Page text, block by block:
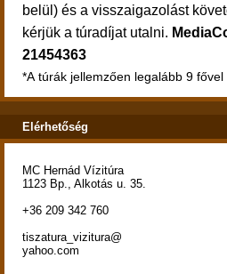
belül) és a visszaigazolást
kérjük a túradíjat utalni.
21454363
*A túrák jellemzően legalább 9 fővel
Elérhetőség
MC Hernád Vízitúra
1123 Bp., Alkotás u. 35.
+36 209 342 760
tiszatura_vizitura@
yahoo.com